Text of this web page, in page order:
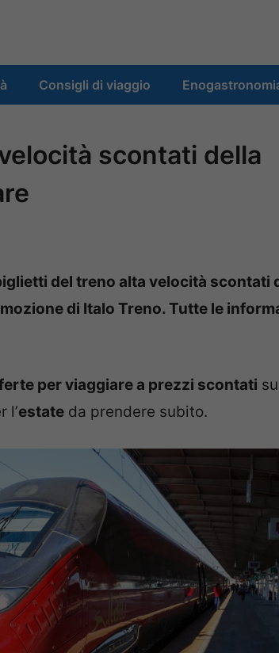
Consigli di viaggio
scontati della
del treno alta velocità scontati
di Italo Treno. Tutte le
per viaggiare a prezzi scontati
l’estate da prendere subito.